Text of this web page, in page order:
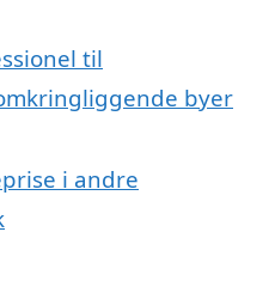
til
byer
i andre